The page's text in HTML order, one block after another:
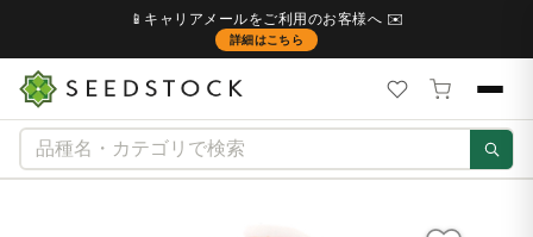
📱キャリアメールをご利用のお客様へ ✉️
詳細はこちら